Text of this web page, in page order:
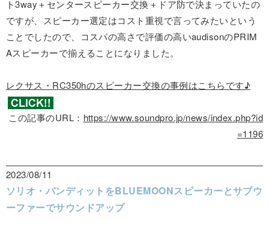
ト3way＋センタースピーカー交換＋ドア防で決まっていたの
ですが、スピーカー選定はコスト重視で言ってみたいという
ことでしたので、コスパの高さで評価の高いaudisonのPRIM
Aスピーカーで揃えることになりました。
レクサス・RC350hのスピーカー交換の事例はこちらです♪
この記事のURL： https://www.soundpro.jp/news/index.php?id
=1196
2023/08/11
ソリオ・バンディットをBLUEMOONスピーカーとサブウ
ーファーでサウンドアップ